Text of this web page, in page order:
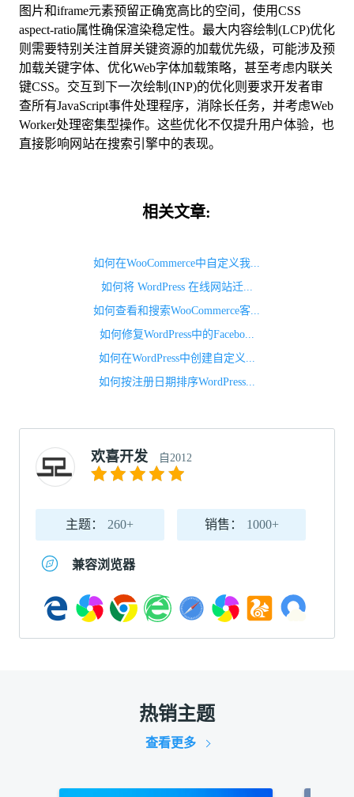
图片和iframe元素预留正确宽高比的空间，使用CSS
aspect-ratio属性确保渲染稳定性。最大内容绘制(LCP)优化
则需要特别关注首屏关键资源的加载优先级，可能涉及预
加载关键字体、优化Web字体加载策略，甚至考虑内联关
键CSS。交互到下一次绘制(INP)的优化则要求开发者审
查所有JavaScript事件处理程序，消除长任务，并考虑Web
Worker处理密集型操作。这些优化不仅提升用户体验，也
直接影响网站在搜索引擎中的表现。
相关文章:
如何在WooCommerce中自定义我...
如何将 WordPress 在线网站迁...
如何查看和搜索WooCommerce客...
如何修复WordPress中的Facebo...
如何在WordPress中创建自定义...
如何按注册日期排序WordPress...
欢喜开发 自2012
主题： 260+ 销售： 1000+
兼容浏览器
热销主题
查看更多